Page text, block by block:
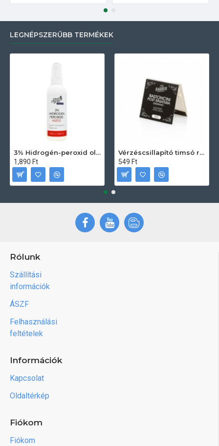
LEGNÉPSZERŰBB TERMÉKEK
3% Hidrogén-peroxid oldat (sebfertőtlenítő) 100ml
1,890 Ft
Vérzéscsillapító timsó rúd 20db
549 Ft
Rólunk
Szállítási
információk
ÁSZF
Felhasználási
feltételek
Információk
Kapcsolat
Oldaltérkép
Fiókom
Fiókom